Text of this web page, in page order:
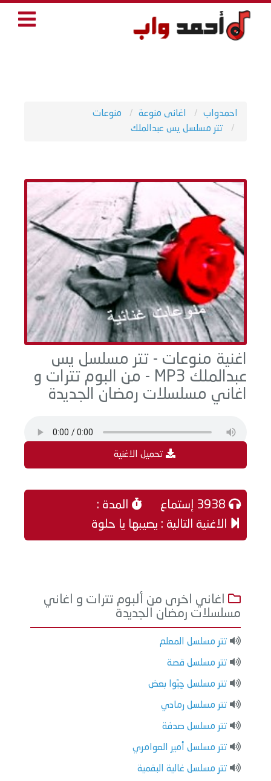
احمدواب اغانى منوعة
منوعات
تتر مسلسل يس عبدالملك
اغنية منوعات - تتر مسلسل يس
عبدالملك MP3 - من البوم تترات و
اغاني مسلسلات رمضان الجديدة
تحميل الاغنية
المدة :
الاغنية التالية : يصيبها يا حلوة
اغاني اخرى من ألبوم تترات و اغاني
مسلسلات رمضان الجديدة
تتر مسلسل المعلم
تتر مسلسل قصة
تتر مسلسل حِبّوا بعض
تتر مسلسل رمادي
تتر مسلسل صدفة
تتر مسلسل أمير العوامري
تتر مسلسل غالية البقمية